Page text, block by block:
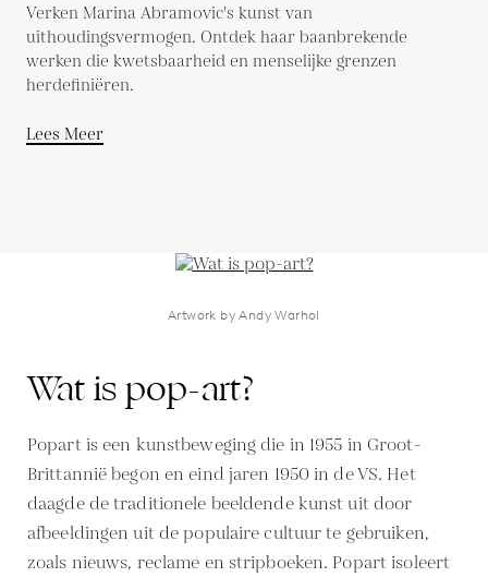
Verken Marina Abramovic's kunst van
uithoudingsvermogen. Ontdek haar baanbrekende
werken die kwetsbaarheid en menselijke grenzen
herdefiniëren.
Lees Meer
Artwork by Andy Warhol
Wat is pop-art?
Popart is een kunstbeweging die in 1955 in Groot-
Brittannië begon en eind jaren 1950 in de VS. Het
daagde de traditionele beeldende kunst uit door
afbeeldingen uit de populaire cultuur te gebruiken,
zoals nieuws, reclame en stripboeken. Popart isoleert